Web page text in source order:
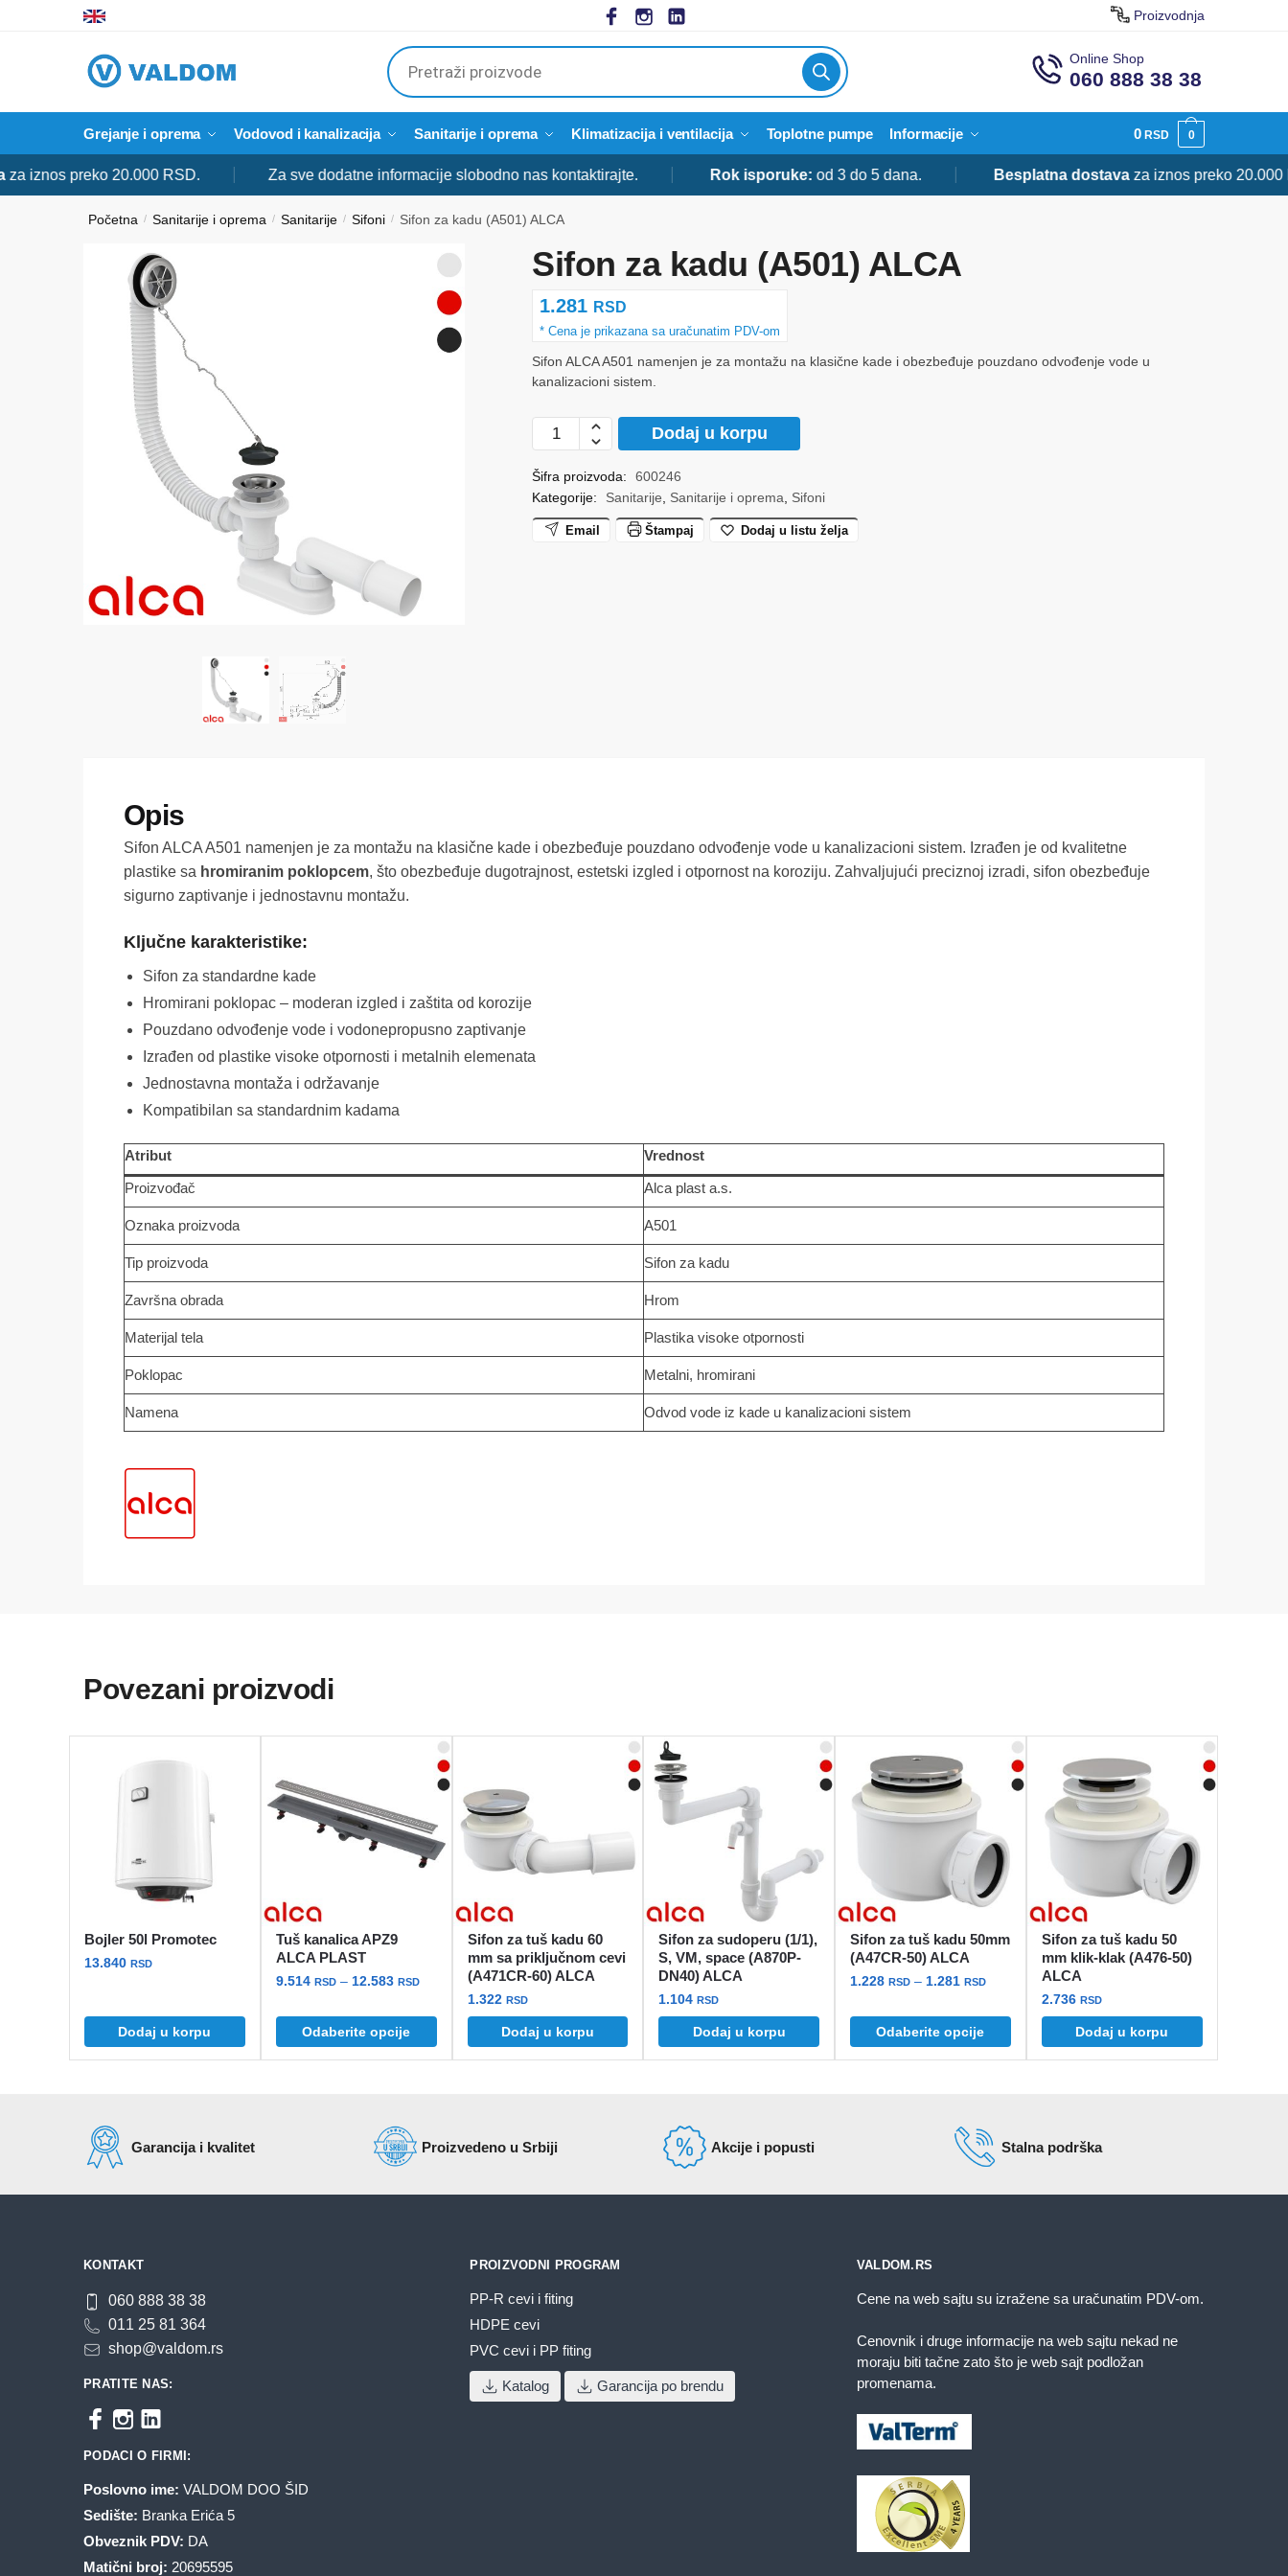
Proizvodnja
Products
search
Online Shop
060 888 38 38
Grejanje i oprema Vodovod i kanalizacija Sanitarije i oprema Klimatizacija i ventilacija Toplotne pumpe Informacije 0RSD 0
preko 20.000 RSD. Za sve dodatne informacije slobodno nas kontaktirajte. Rok isporuke:od 3 do 5 dana. Besplatna dostavaza iznos preko 20.000 RSD.
Početna / Sanitarije i oprema / Sanitarije / Sifoni / Sifon za kadu (A501) ALCA
Sifon za kadu (A501) ALCA
1.281 RSD
Sifon ALCA A501 namenjen je za montažu na klasične kade i obezbeđuje pouzdano odvođenje vode u
kanalizacioni sistem.
Sifon
za
kadu
(A501)
ALCA
Dodaj u korpu
Šifra proizvoda:
600246
Kategorije:
Sanitarije, Sanitarije i oprema, Sifoni
Dodaj u listu želja
Email Štampaj
Sifon ALCA A501 namenjen je za montažu na klasične kade i obezbeđuje pouzdano odvođenje vode u kanalizacioni sistem. Izrađen je od kvalitetne
plastike sa hromiranim poklopcem, što obezbeđuje dugotrajnost, estetski izgled i otpornost na koroziju. Zahvaljujući preciznoj izradi, sifon obezbeđuje
sigurno zaptivanje i jednostavnu montažu.
Ključne karakteristike:
Sifon za standardne kade
Hromirani poklopac – moderan izgled i zaštita od korozije
Pouzdano odvođenje vode i vodonepropusno zaptivanje
Izrađen od plastike visoke otpornosti i metalnih elemenata
Jednostavna montaža i održavanje
Kompatibilan sa standardnim kadama
Atribut
Vrednost
Proizvođač
Alca plast a.s.
Oznaka proizvoda A501
Tip proizvoda Sifon za kadu
Završna obrada Hrom
Materijal tela Plastika visoke otpornosti
Poklopac Metalni, hromirani
Namena Odvod vode iz kade u kanalizacioni sistem
Povezani proizvodi
Bojler 50l Promotec
13.840RSD
Dodaj u korpu
Tuš kanalica APZ9
ALCA PLAST
9.514 RSD – 12.583 RSDRaspon
9.514 rsd
do
Odaberite opcije
Ovaj
proizvod
ima
Sifon za tuš kadu 60
mm sa priključnom cevi
(A471CR-60) ALCA
1.322 RSD
Dodaj u korpu
Sifon za sudoperu (1/1),
S, VM, space (A870P-
DN40) ALCA
1.104RSD
Dodaj u korpu
Sifon za tuš kadu 50mm
(A47CR-50) ALCA
1.228RSD – 1.281RSDRaspon
1.228 rsd
do
Odaberite opcije
Ovaj
proizvod
ima
Sifon za tuš kadu 50
mm klik-klak (A476-50)
ALCA
2.736 RSD
Dodaj u korpu
Garancija i kvalitet Proizvedeno u Srbiji Akcije i popusti Stalna podrška
KONTAKT
060 888 38 38
011 25 81 364
shop@valdom.rs
PRATITE NAS:
PODACI O FIRMI:
Poslovno ime: VALDOM DOO ŠID
Sedište: Branka Erića 5
Obveznik PDV: DA
Matični broj: 20695595
PROIZVODNI PROGRAM
PP-R cevi i fiting
HDPE cevi
PVC cevi i PP fiting
Katalog Garancija po brendu
VALDOM.RS
Cene na web sajtu su izražene sa uračunatim PDV-om.
Cenovnik i druge informacije na web sajtu nekad ne
moraju biti tačne zato što je web sajt podložan
promenama.